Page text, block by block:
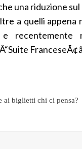
una riduzione
a quelli
recentemente
ai biglietti chi ci pensa?